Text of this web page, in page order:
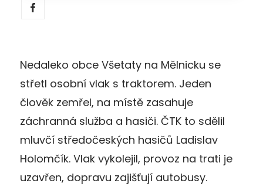
Nedaleko obce Všetaty na Mělnicku se
střetl osobní vlak s traktorem. Jeden
člověk zemřel, na místě zasahuje
záchranná služba a hasiči. ČTK to sdělil
mluvčí středočeských hasičů Ladislav
Holomčík. Vlak vykolejil, provoz na trati je
uzavřen, dopravu zajišťují autobusy.